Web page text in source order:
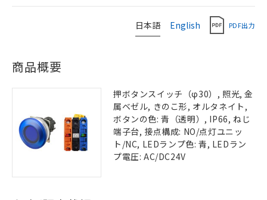
日本語 English PDF出力
商品概要
押ボタンスイッチ（φ30）, 照光, 金
属ベゼル, きのこ形, オルタネイト,
ボタンの色: 青（透明）, IP66, ねじ
端子台, 接点構成: NO/点灯ユニッ
ト/NC, LEDランプ色: 青, LEDラン
プ電圧: AC/DC24V